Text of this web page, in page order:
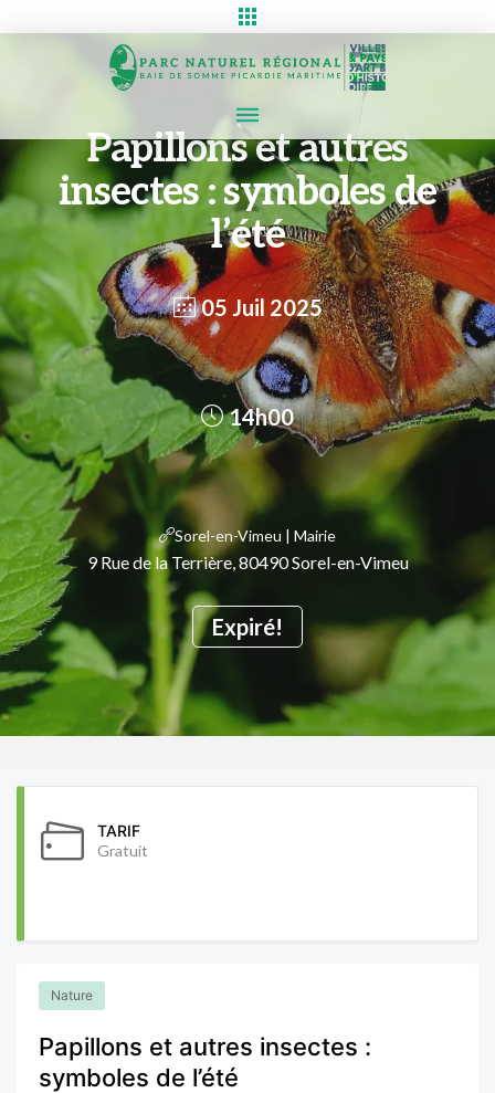
Papillons et autres
insectes : symboles de
l’été
05 Juil 2025
Expiré!
14h00
Sorel-en-Vimeu | Mairie
9 Rue de la Terrière, 80490 Sorel-en-Vimeu
TARIF
Gratuit
Nature
Papillons et autres insectes :
symboles de l’été